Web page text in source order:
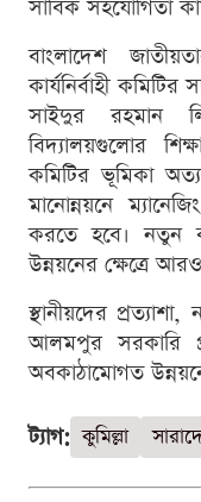
সার্বিক সহযোগিতা
বাংলাদেশ
কার্যনির্বাহী
সাইদুর রহমান
বিদ্যালয়গুলোর
কমিটির ভূমিকা
মানোন্নয়নে
করতে হবে। নতুন
উন্নয়নের ক্ষেত্রে
স্থানীয়দের
আলমপুর সরকারি
অবকাঠামোগত
ট্যাগ: কুমিল্লা